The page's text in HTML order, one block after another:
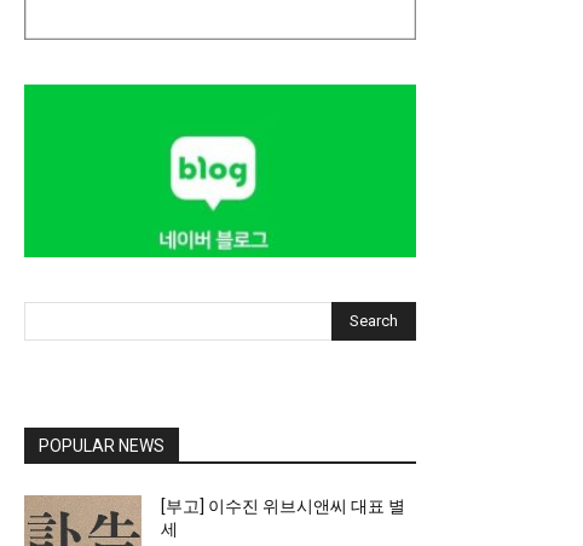
Search
POPULAR NEWS
[부고] 이수진 위브시앤씨 대표 별
세